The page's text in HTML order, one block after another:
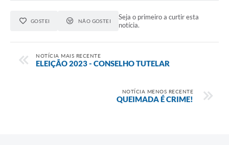
GOSTEI NÃO GOSTEI
Seja o primeiro a curtir esta
notícia.
NOTÍCIA MAIS RECENTE
ELEIÇÃO 2023 - CONSELHO TUTELAR
NOTÍCIA MENOS RECENTE
QUEIMADA É CRIME!